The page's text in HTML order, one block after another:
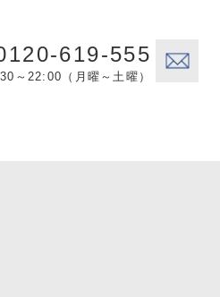
619-555
～22:00（月曜～土曜）